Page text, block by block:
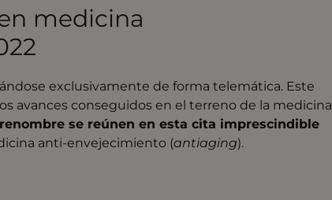
medicina
exclusivamente de forma telemática. Este
avances conseguidos en el terreno de la medicina
se reúnen en esta cita imprescindible
anti-envejecimiento (antiaging).